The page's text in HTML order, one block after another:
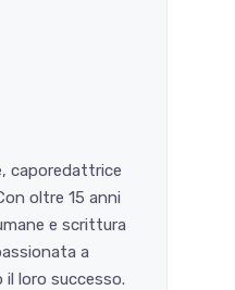
caporedattrice
oltre 15 anni
e scrittura
a
loro successo.